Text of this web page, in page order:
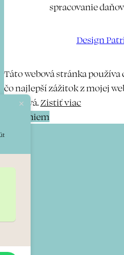
spracovanie
Design
Táto webová stránka
čo najlepší zážitok z mojej
Bočková.Zistiť viac
Rozumiem